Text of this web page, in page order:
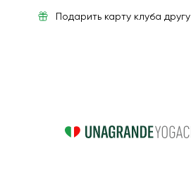
Подарить карту клуба другу